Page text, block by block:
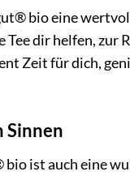
bio eine
dir helfen, zur
Zeit für dich,
Sinnen
ist auch eine